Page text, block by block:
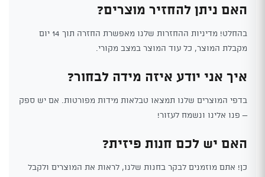
האם ניתן להחזיר מוצרים?
בהחלט! מדיניות ההחזרות שלנו מאפשרת החזרה תוך 14 יום
מקבלת המוצר, כל עוד המוצר במצב מקורי.
איך אני יודע איזה מידה לבחור?
בדפי המוצרים שלנו תמצאו טבלאות מידות מפורטות. אם יש ספק
– פנו אלינו ונשמח לעזור!
האם יש לכם חנות פיזית?
כן! אתם מוזמנים לבקר בחנות שלנו, לראות את המוצרים ולקבל